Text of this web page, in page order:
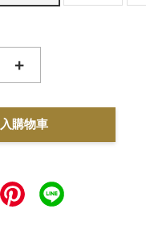
+
購物車